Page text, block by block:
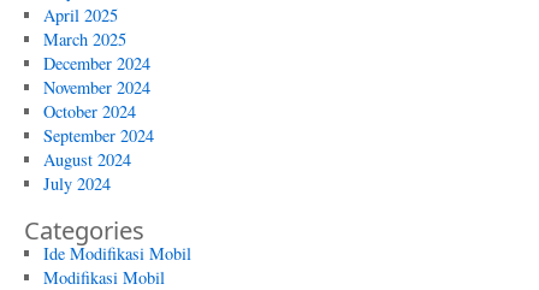
April 2025
March 2025
December 2024
November 2024
October 2024
September 2024
August 2024
July 2024
Categories
Ide Modifikasi Mobil
Modifikasi Mobil